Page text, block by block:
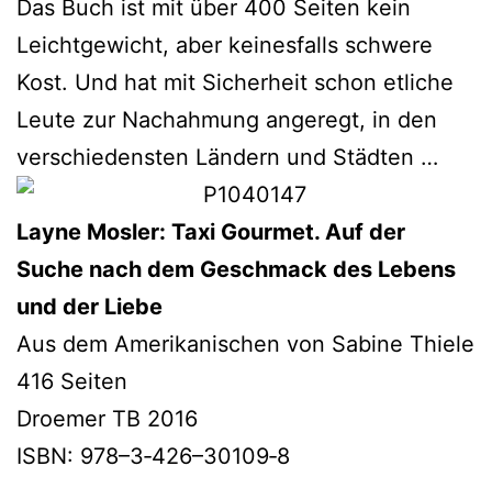
Das Buch ist mit über 400 Seiten kein
Leichtgewicht, aber kei­nes­falls schwe­re
Kost. Und hat mit Sicherheit schon etli­che
Leute zur Nachahmung ange­regt, in den
ver­schie­dens­ten Ländern und Städten …
Layne Mosler: Taxi Gourmet. Auf der
Suche nach dem Geschmack des Lebens
und der Liebe
Aus dem Amerikanischen von Sabine Thiele
416 Seiten
Droemer TB 2016
ISBN: 978–3‑426–30109‑8